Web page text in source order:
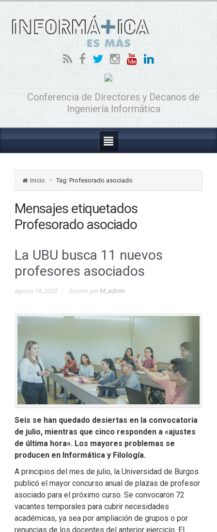
Conferencia de Directores y Decanos de
Ingeniería Informática
Inicio Tag: Profesorado asociado
Mensajes etiquetados
Profesorado asociado
La UBU busca 11 nuevos
profesores asociados
agosto 19, 2022 Escrito porM_admin
Seis se han quedado desiertas en la convocatoria
de julio, mientras que cinco responden a «ajustes
de última hora». Los mayores problemas se
producen en Informática y Filología.
A principios del mes de julio, la Universidad de Burgos
publicó el mayor concurso anual de plazas de profesor
asociado para el próximo curso. Se convocaron 72
vacantes temporales para cubrir necesidades
académicas, ya sea por ampliación de grupos o por
renuncias de los docentes del anterior ejercicio. El